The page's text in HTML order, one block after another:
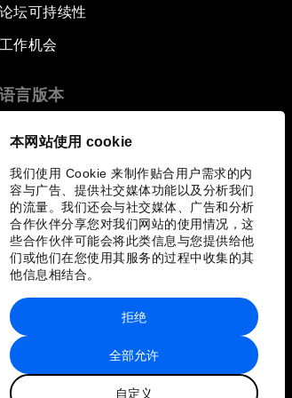
本网站使用 cookie
我们使用 Cookie 来制作贴合用户需求的内
容与广告、提供社交媒体功能以及分析我们
的流量。我们还会与社交媒体、广告和分析
合作伙伴分享您对我们网站的使用情况，这
些合作伙伴可能会将此类信息与您提供给他
们或他们在您使用其服务的过程中收集的其
他信息相结合。
全部允许
自定义
拒绝
论坛可持续性
工作机会
语言版本